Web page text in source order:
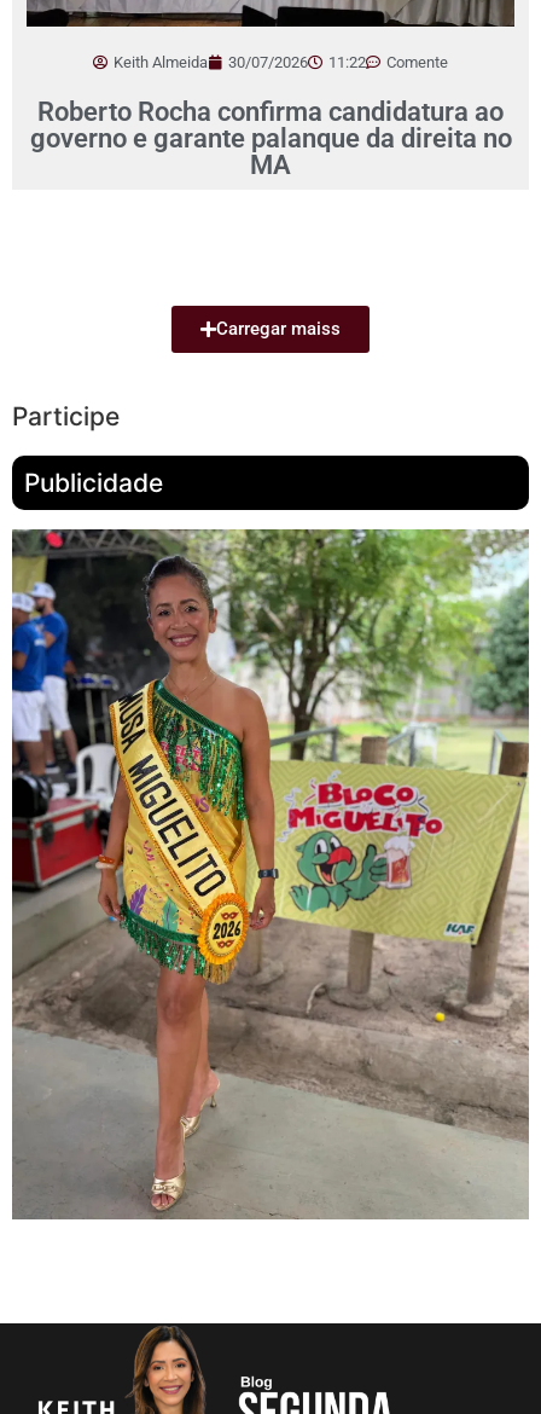
Keith Almeida 30/07/2026 11:22 Comente
Roberto Rocha confirma candidatura ao
governo e garante palanque da direita no
MA
Carregar maiss
Participe
Publicidade